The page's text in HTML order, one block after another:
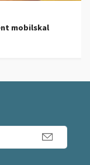
mobilskal